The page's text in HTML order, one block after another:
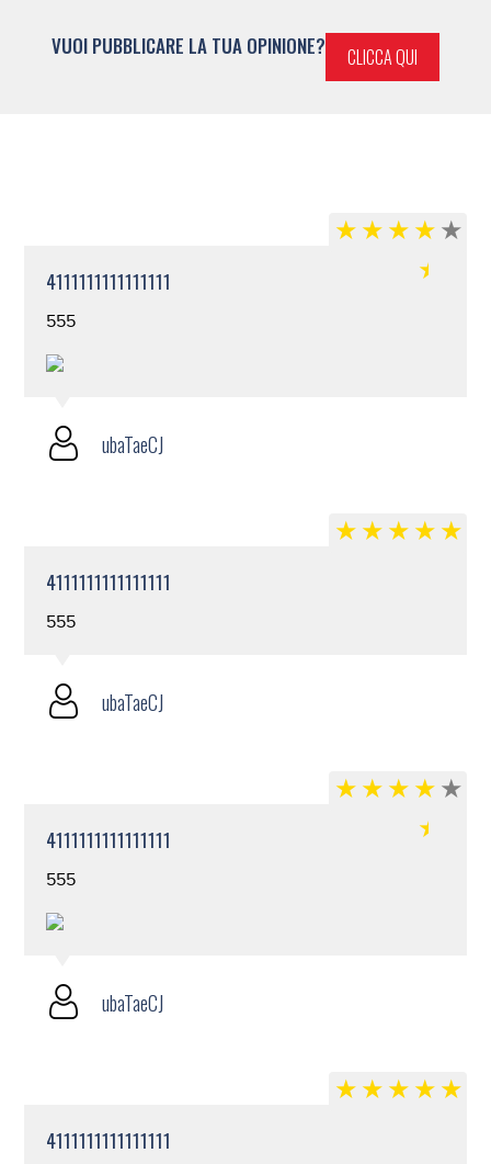
VUOI PUBBLICARE LA TUA OPINIONE? CLICCA QUI
4111111111111111
555
ubaTaeCJ
4111111111111111
555
ubaTaeCJ
4111111111111111
555
ubaTaeCJ
4111111111111111